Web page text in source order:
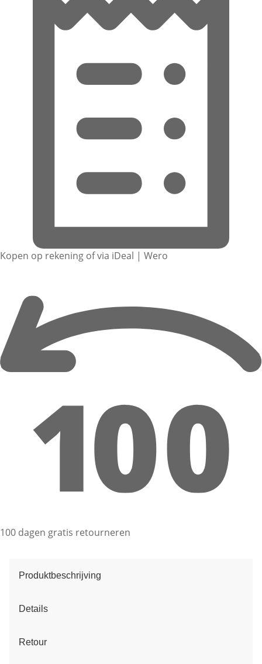
Kopen op rekening of via iDeal | Wero
100 dagen gratis retourneren
Produktbeschrijving
Details
Retour